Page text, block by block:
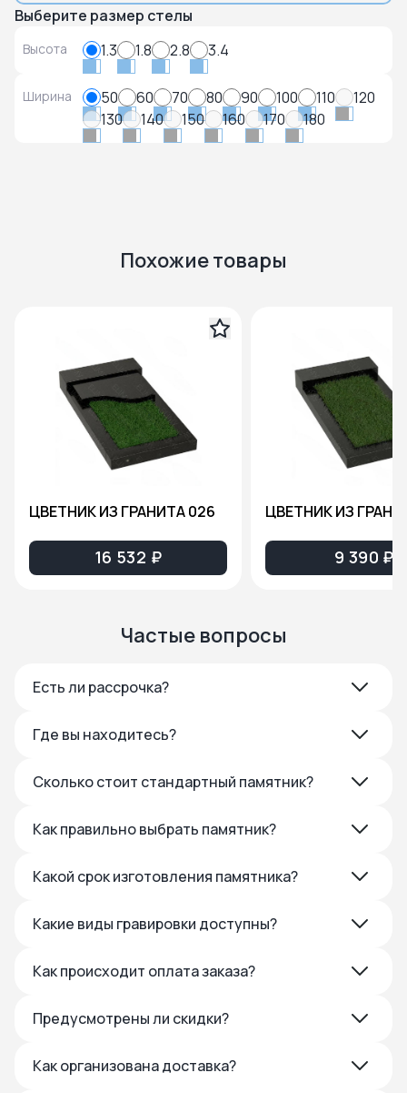
Выберите размер стелы
Высота 1.3 1.8 2.8 3.4
Ширина 50 60 70 80 90 100 110
120
130
140 150 160 170 180
Похожие товары
ЦВЕТНИК ИЗ ГРАНИТА 026
16 532 ₽
ЦВЕТНИК ИЗ
9 390 ₽
Частые вопросы
Есть ли рассрочка?
Где вы находитесь?
Сколько стоит стандартный памятник?
Как правильно выбрать памятник?
Какой срок изготовления памятника?
Какие виды гравировки доступны?
Как происходит оплата заказа?
Предусмотрены ли скидки?
Как организована доставка?